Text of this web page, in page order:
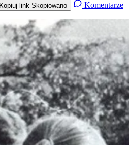
Kopiuj link Skopiowano Komentarze